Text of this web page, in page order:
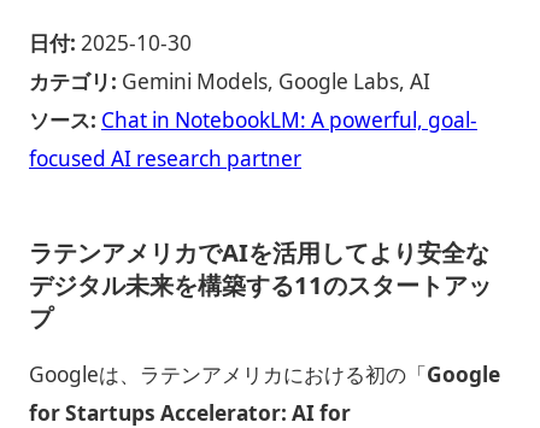
日付: 2025-10-30
カテゴリ: Gemini Models, Google Labs, AI
ソース: Chat in NotebookLM: A powerful, goal-
focused AI research partner
ラテンアメリカでAIを活用してより安全な
デジタル未来を構築する11のスタートアッ
プ
Googleは、ラテンアメリカにおける初の「Google
for Startups Accelerator: AI for